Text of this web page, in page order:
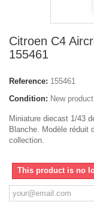
Citroen C4
155461
Reference: 155461
Condition: New product
Miniature diecast 1/43
Blanche. Modèle réduit
collection.
This product is no